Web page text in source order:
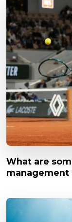
What are
management